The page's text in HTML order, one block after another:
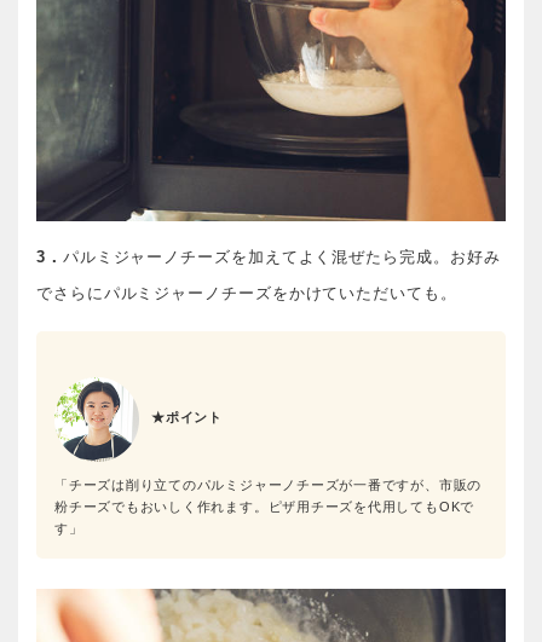
3． パルミジャーノチーズを加えてよく混ぜたら完成。お好み
でさらにパルミジャーノチーズをかけていただいても。
★ポイント
「チーズは削り立てのパルミジャーノチーズが一番ですが、市販の
粉チーズでもおいしく作れます。ピザ用チーズを代用してもOKで
す」